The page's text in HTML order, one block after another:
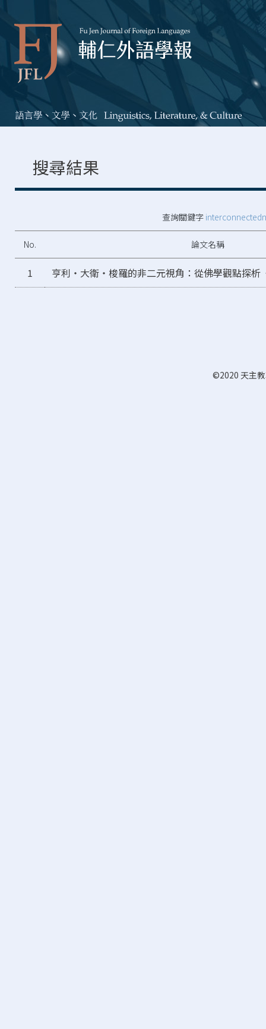
搜尋結果
查詢關鍵字
No. 論文名稱
1 亨利‧大衛‧梭羅的非二元視角：從佛學觀點探析
©2020 天主